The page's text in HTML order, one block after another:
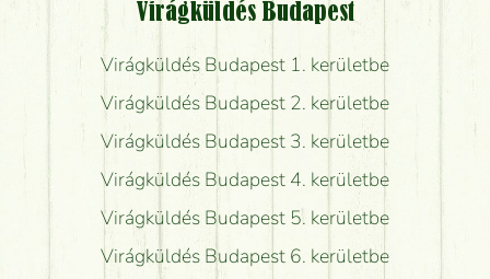
Virágküldés Budapest
Virágküldés Budapest 1. kerületbe
Virágküldés Budapest 2. kerületbe
Virágküldés Budapest 3. kerületbe
Virágküldés Budapest 4. kerületbe
Virágküldés Budapest 5. kerületbe
Virágküldés Budapest 6. kerületbe